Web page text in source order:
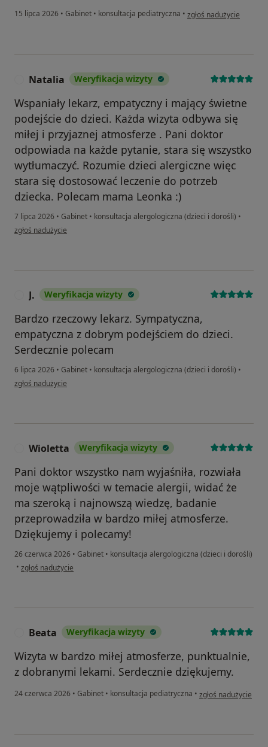
15 lipca 2026 • Gabinet • konsultacja pediatryczna • w opinii użytkownika
zgłoś nadużycie
Natalia Weryfikacja wizyty
Wspaniały lekarz, empatyczny i mający świetne
podejście do dzieci. Każda wizyta odbywa się
miłej i przyjaznej atmosferze . Pani doktor
odpowiada na każde pytanie, stara się wszystko
wytłumaczyć. Rozumie dzieci alergiczne więc
stara się dostosować leczenie do potrzeb
dziecka. Polecam mama Leonka :)
7 lipca 2026 • Gabinet • konsultacja alergologiczna (dzieci i dorośli) •
w opinii użytkownika Natalia
zgłoś nadużycie
J. Weryfikacja wizyty
Bardzo rzeczowy lekarz. Sympatyczna,
empatyczna z dobrym podejściem do dzieci.
Serdecznie polecam
6 lipca 2026 • Gabinet • konsultacja alergologiczna (dzieci i dorośli) •
w opinii użytkownika J.
zgłoś nadużycie
Wioletta Weryfikacja wizyty
Pani doktor wszystko nam wyjaśniła, rozwiała
moje wątpliwości w temacie alergii, widać że
ma szeroką i najnowszą wiedzę, badanie
przeprowadziła w bardzo miłej atmosferze.
Dziękujemy i polecamy!
26 czerwca 2026 • Gabinet • konsultacja alergologiczna (dzieci i dorośli)
• w opinii użytkownika Wioletta
zgłoś nadużycie
Beata Weryfikacja wizyty
Wizyta w bardzo miłej atmosferze, punktualnie,
z dobranymi lekami. Serdecznie dziękujemy.
24 czerwca 2026 • Gabinet • konsultacja pediatryczna • w opinii
zgłoś nadużycie